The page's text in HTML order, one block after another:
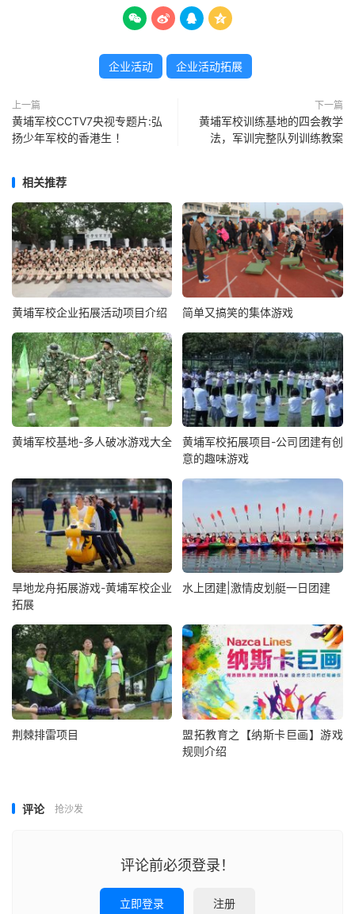
   
企业活动 企业活动拓展
上一篇
黄埔军校CCTV7央视专题片:弘
扬少年军校的香港生 ！
下一篇
黄埔军校训练基地的四会教学
法，军训完整队列训练教案
相关推荐
黄埔军校企业拓展活动项目介绍 简单又搞笑的集体游戏
黄埔军校基地-多人破冰游戏大全
黄埔军校拓展项目-公司团建有创
意的趣味游戏
旱地龙舟拓展游戏-黄埔军校企业
拓展
水上团建|激情皮划艇一日团建
荆棘排雷项目
盟拓教育之【纳斯卡巨画】游戏
规则介绍
评论 抢沙发
评论前必须登录！
立即登录 注册